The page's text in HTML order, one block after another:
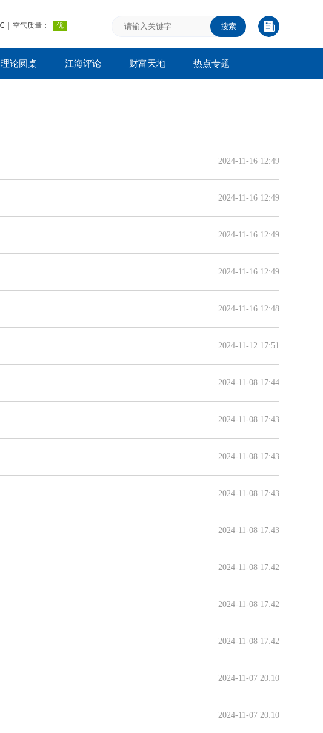
搜索
理论圆桌 江海评论 财富天地 热点专题
2024-11-16 12:49
2024-11-16 12:49
2024-11-16 12:49
2024-11-16 12:49
2024-11-16 12:48
2024-11-12 17:51
2024-11-08 17:44
2024-11-08 17:43
2024-11-08 17:43
2024-11-08 17:43
2024-11-08 17:43
2024-11-08 17:42
2024-11-08 17:42
2024-11-08 17:42
2024-11-07 20:10
2024-11-07 20:10